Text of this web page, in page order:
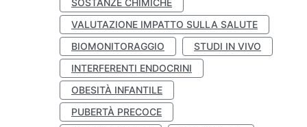
SOSTANZE CHIMICHE
VALUTAZIONE IMPATTO SULLA SALUTE
BIOMONITORAGGIO
STUDI IN VIVO
INTERFERENTI ENDOCRINI
OBESITÀ INFANTILE
PUBERTÀ PRECOCE